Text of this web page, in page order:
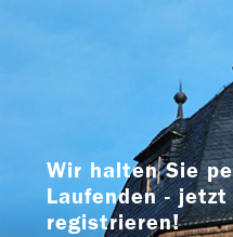
Wir halten Sie
Laufenden -
registrieren!